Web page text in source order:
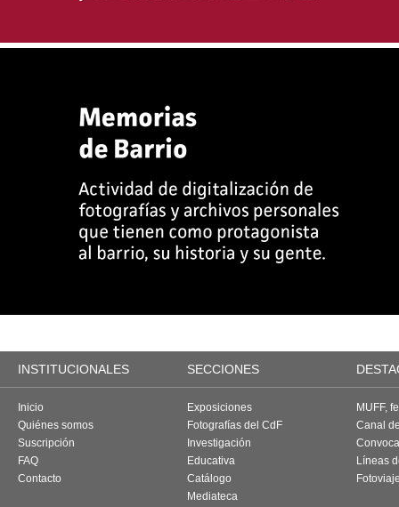
INSTITUCIONALES SECCIONES
Inicio
Quiénes somos
Suscripción
FAQ
Contacto
Exposiciones
Fotografías del CdF
Investigación
Educativa
Catálogo
Mediateca
MUFF,
Canal
Líneas